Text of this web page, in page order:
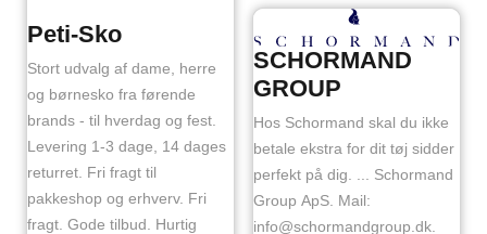
Peti-Sko
Stort udvalg af dame, herre
og børnesko fra førende
brands - til hverdag og fest.
Levering 1-3 dage, 14 dages
returret. Fri fragt til
pakkeshop og erhverv. Fri
fragt. Gode tilbud. Hurtig
SCHORMAND
GROUP
Hos Schormand skal du ikke
betale ekstra for dit tøj sidder
perfekt på dig. ... Schormand
Group ApS. Mail:
info@schormandgroup.dk.